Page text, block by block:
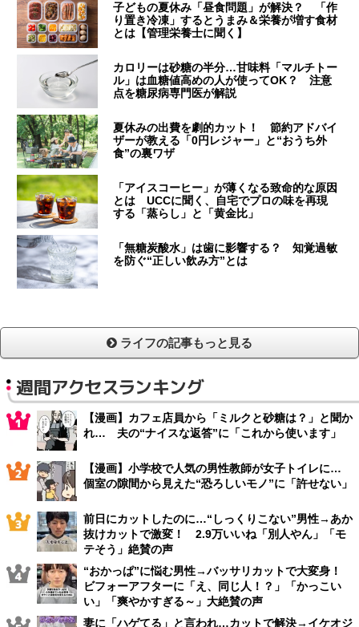
子どもの夏休み「昼食問題」が解決？ 「作
り置き冷凍」するとうまみ＆栄養が増す食材
とは【管理栄養士に聞く】
カロリーは砂糖の半分…甘味料「マルチトー
ル」は血糖値高めの人が使ってOK？ 注意
点を糖尿病専門医が解説
夏休みの出費を劇的カット！ 節約アドバイ
ザーが教える「0円レジャー」と“おうち外
食”の裏ワザ
「アイスコーヒー」が薄くなる致命的な原因
とは UCCに聞く、自宅でプロの味を再現
する「蒸らし」と「黄金比」
「無糖炭酸水」は歯に影響する？ 知覚過敏
を防ぐ“正しい飲み方”とは
ライフの記事もっと見る
週間アクセスランキング
【漫画】カフェ店員から「ミルクと砂糖は？」と聞か
れ… 夫の“ナイスな返答”に「これから使います」
【漫画】小学校で人気の男性教師が女子トイレに…
個室の隙間から見えた“恐ろしいモノ”に「許せない」
前日にカットしたのに…“しっくりこない”男性→あか
抜けカットで激変！ 2.9万いいね「別人やん」「モ
テそう」絶賛の声
“おかっぱ”に悩む男性→バッサリカットで大変身！
ビフォーアフターに「え、同じ人！？」「かっこい
い」「爽やかすぎる～」大絶賛の声
妻に「ハゲてる」と言われ…カットで解決→イケオジ